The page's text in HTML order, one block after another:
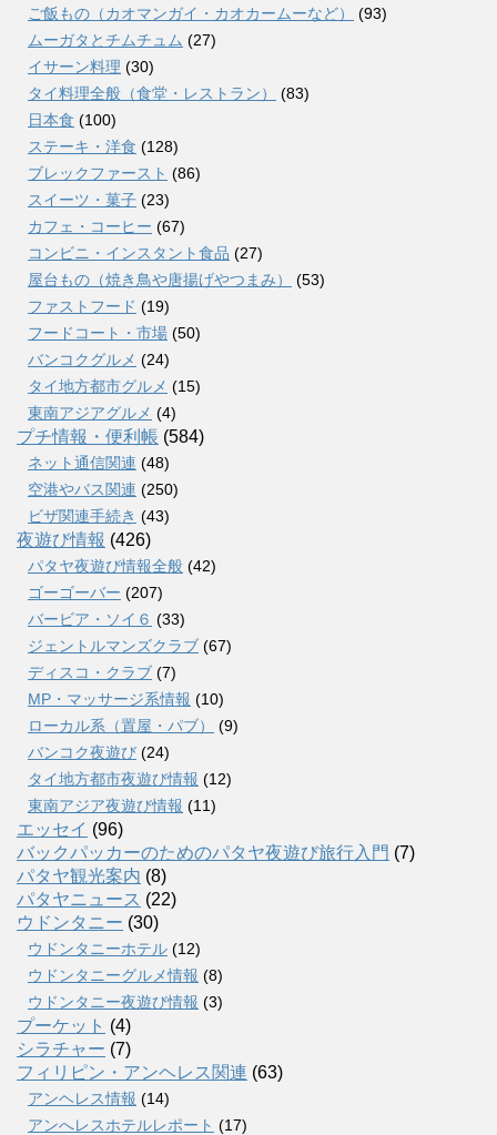
ご飯もの（カオマンガイ・カオカームーなど）
(93)
ムーガタとチムチュム (27)
イサーン料理 (30)
タイ料理全般（食堂・レストラン）
(83)
日本食 (100)
ステーキ・洋食 (128)
ブレックファースト (86)
スイーツ・菓子 (23)
カフェ・コーヒー (67)
コンビニ・インスタント食品 (27)
屋台もの（焼き鳥や唐揚げやつまみ）
(53)
ファストフード (19)
フードコート・市場 (50)
バンコクグルメ (24)
タイ地方都市グルメ (15)
東南アジアグルメ (4)
プチ情報・便利帳 (584)
ネット通信関連 (48)
空港やバス関連 (250)
ビザ関連手続き (43)
夜遊び情報 (426)
パタヤ夜遊び情報全般 (42)
ゴーゴーバー (207)
バービア・ソイ６ (33)
ジェントルマンズクラブ (67)
ディスコ・クラブ (7)
MP・マッサージ系情報 (10)
ローカル系（置屋・パブ）
(9)
バンコク夜遊び (24)
タイ地方都市夜遊び情報 (12)
東南アジア夜遊び情報 (11)
エッセイ (96)
バックパッカーのためのパタヤ夜遊び旅行入門 (7)
パタヤ観光案内 (8)
パタヤニュース (22)
ウドンタニー (30)
ウドンタニーホテル (12)
ウドンタニーグルメ情報 (8)
ウドンタニー夜遊び情報 (3)
プーケット (4)
シラチャー (7)
フィリピン・アンヘレス関連 (63)
アンヘレス情報 (14)
アンへレスホテルレポート (17)